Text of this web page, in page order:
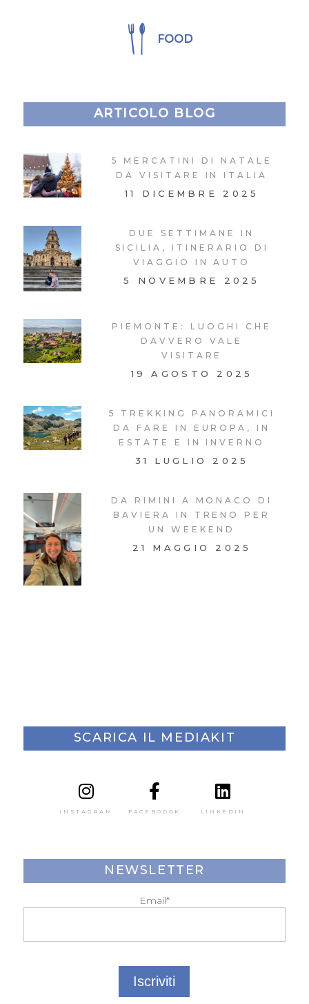
FOOD
ARTICOLO BLOG
5 MERCATINI DI NATALE
DA VISITARE IN ITALIA
11 DICEMBRE 2025
DUE SETTIMANE IN
SICILIA, ITINERARIO DI
VIAGGIO IN AUTO
5 NOVEMBRE 2025
PIEMONTE: LUOGHI CHE
DAVVERO VALE
VISITARE
19 AGOSTO 2025
5 TREKKING PANORAMICI
DA FARE IN EUROPA, IN
ESTATE E IN INVERNO
31 LUGLIO 2025
DA RIMINI A MONACO DI
BAVIERA IN TRENO PER
UN WEEKEND
21 MAGGIO 2025
SCARICA IL MEDIAKIT
INSTAGRAM FACEBOOOK LINKEDIN
NEWSLETTER
Email*